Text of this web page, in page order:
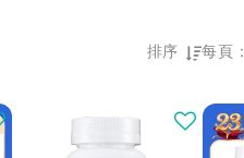
排序
最新上架優先
每頁：